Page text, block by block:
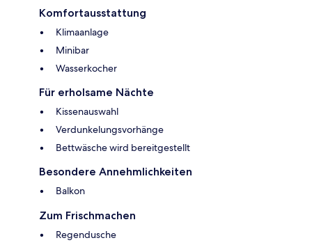
Komfortausstattung
Klimaanlage
Minibar
Wasserkocher
Für erholsame Nächte
Kissenauswahl
Verdunkelungsvorhänge
Bettwäsche wird bereitgestellt
Besondere Annehmlichkeiten
Balkon
Zum Frischmachen
Regendusche